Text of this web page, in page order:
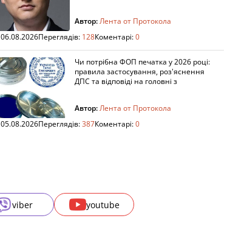
Автор:Лента от Протокола
06.08.2026Переглядів: 128Коментарі:0
Чи потрібна ФОП печатка у 2026 році:
правила застосування, роз'яснення
ДПС та відповіді на головні з
Автор:Лента от Протокола
05.08.2026Переглядів:387Коментарі:0
viber youtube